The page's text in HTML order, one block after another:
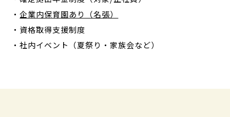
・企業内保育園あり（名張）
・資格取得支援制度
・社内イベント（夏祭り・家族会など）